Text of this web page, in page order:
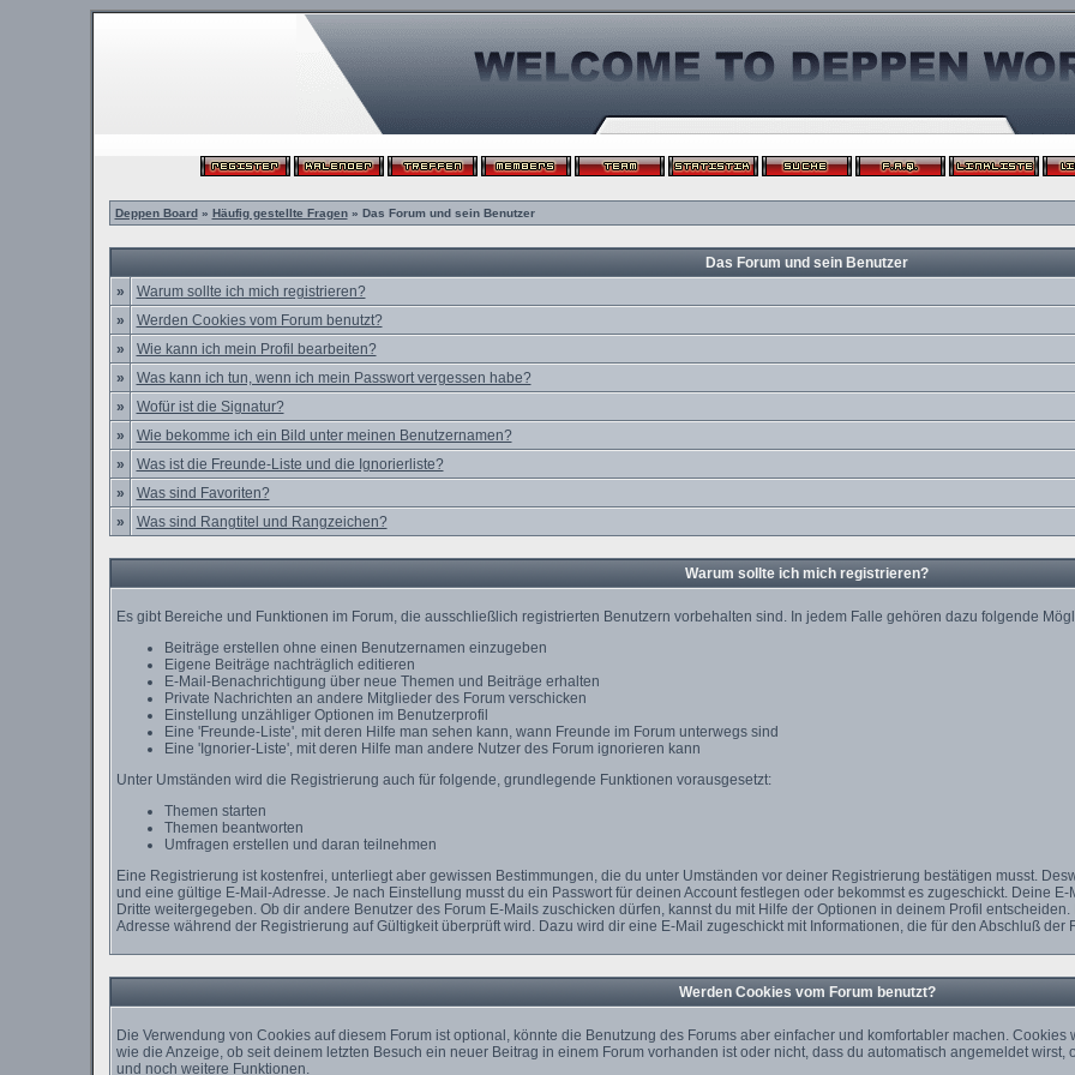
Deppen Board» Häufig gestellte Fragen» Das Forum und sein Benutzer
Das Forum und sein Benutzer
»
Warum sollte ich mich registrieren?
»
Werden Cookies vom Forum benutzt?
»
Wie kann ich mein Profil bearbeiten?
»
Was kann ich tun, wenn ich mein Passwort vergessen habe?
»
Wofür ist die Signatur?
»
Wie bekomme ich ein Bild unter meinen Benutzernamen?
»
Was ist die Freunde-Liste und die Ignorierliste?
»
Was sind Favoriten?
»
Was sind Rangtitel und Rangzeichen?
Warum sollte ich mich registrieren?
Es gibt Bereiche und Funktionen im Forum, die ausschließlich registrierten Benutzern vorbehalten sind. In jedem Falle gehören dazu folgende
Beiträge erstellen ohne einen Benutzernamen einzugeben
Eigene Beiträge nachträglich editieren
E-Mail-Benachrichtigung über neue Themen und Beiträge erhalten
Private Nachrichten an andere Mitglieder des Forum verschicken
Einstellung unzähliger Optionen im Benutzerprofil
Eine 'Freunde-Liste', mit deren Hilfe man sehen kann, wann Freunde im Forum unterwegs sind
Eine 'Ignorier-Liste', mit deren Hilfe man andere Nutzer des Forum ignorieren kann
Unter Umständen wird die Registrierung auch für folgende, grundlegende Funktionen vorausgesetzt:
Themen starten
Themen beantworten
Umfragen erstellen und daran teilnehmen
Eine Registrierung ist kostenfrei, unterliegt aber gewissen Bestimmungen, die du unter Umständen vor deiner Registrierung bestätigen musst.
und eine gültige E-Mail-Adresse. Je nach Einstellung musst du ein Passwort für deinen Account festlegen oder bekommst es zugeschickt. Deine
Dritte weitergegeben. Ob dir andere Benutzer des Forum E-Mails zuschicken dürfen, kannst du mit Hilfe der Optionen in deinem Profil
Adresse während der Registrierung auf Gültigkeit überprüft wird. Dazu wird dir eine E-Mail zugeschickt mit Informationen, die für den Abschluß
Werden Cookies vom Forum benutzt?
Die Verwendung von Cookies auf diesem Forum ist optional, könnte die Benutzung des Forums aber einfacher und komfortabler machen.
wie die Anzeige, ob seit deinem letzten Besuch ein neuer Beitrag in einem Forum vorhanden ist oder nicht, dass du automatisch angemeldet
und noch weitere Funktionen.